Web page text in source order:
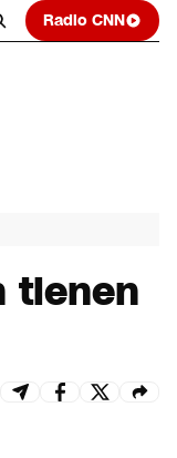
Radio CNN
tienen